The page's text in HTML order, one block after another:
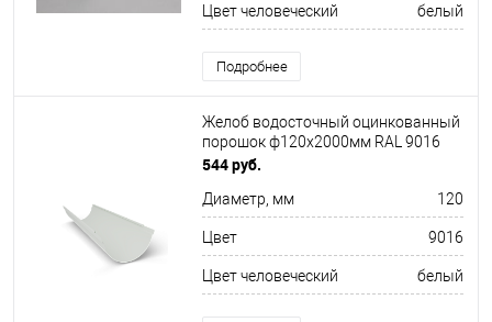
Цвет человеческий белый
Подробнее
Желоб водосточный оцинкованный
порошок ф120х2000мм RAL 9016
544 руб.
Диаметр, мм 120
Цвет 9016
Цвет человеческий белый